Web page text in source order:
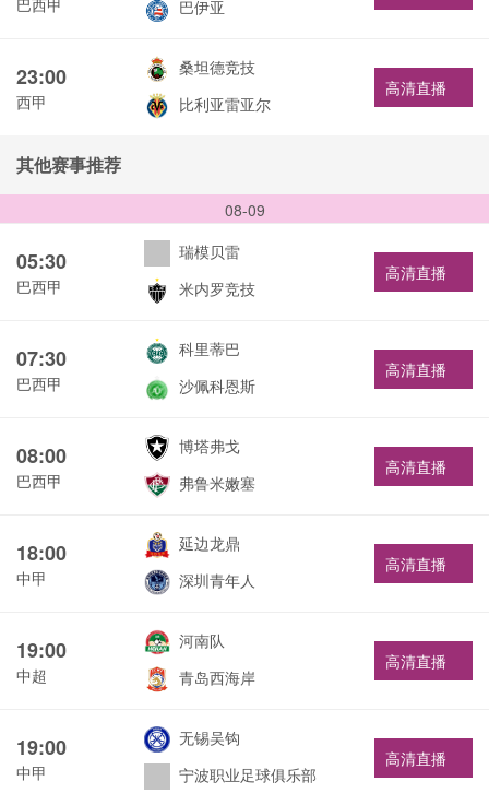
巴伊亚
23:00
西甲
桑坦德竞技
比利亚雷亚尔
高清直播
其他赛事推荐
08-09
05:30
巴西甲
瑞模贝雷
米内罗竞技
高清直播
07:30
巴西甲
科里蒂巴
沙佩科恩斯
高清直播
08:00
巴西甲
博塔弗戈
弗鲁米嫩塞
高清直播
18:00
中甲
延边龙鼎
深圳青年人
高清直播
19:00
中超
河南队
青岛西海岸
高清直播
19:00
中甲
无锡吴钩
宁波职业足球俱乐部
高清直播